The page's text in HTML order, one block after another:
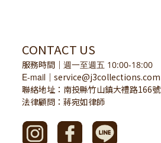
CONTACT US
服務時間 ｜ 週一至週五 10:00-18:00
E-mail
service@j3collections.com
聯絡地址：南投縣竹山鎮大禮路166號
法律顧問：蔣宛如律師